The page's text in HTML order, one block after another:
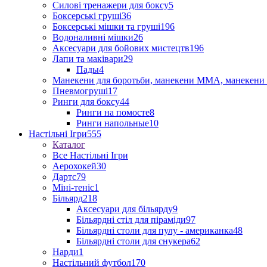
Силові тренажери для боксу5
Боксерські груші36
Боксерські мішки та груші196
Водоналивні мішки26
Аксесуари для бойових мистецтв196
Лапи та маківари29
Пады4
Манекени для боротьби, манекени ММА, манекени
Пневмогруші17
Ринги для боксу44
Ринги на помосте8
Ринги напольные10
Настільні Ігри555
Каталог
Все Настільні Ігри
Аерохокей30
Дартс79
Міні-теніс1
Більярд218
Аксесуари для більярду9
Більярдні стіл для піраміди97
Більярдні столи для пулу - американка48
Більярдні столи для снукера62
Нарди1
Настільний футбол170